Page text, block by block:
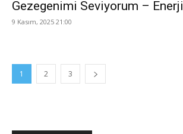
Gezegenimi Seviyorum – Enerji
9 Kasım, 2025 21:00
1 2 3